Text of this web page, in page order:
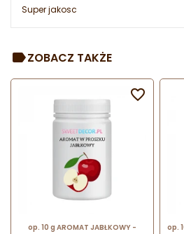
Super jakosc
ZOBACZ TAKŻE
op. 10 g AROMAT JABŁKOWY -

op.